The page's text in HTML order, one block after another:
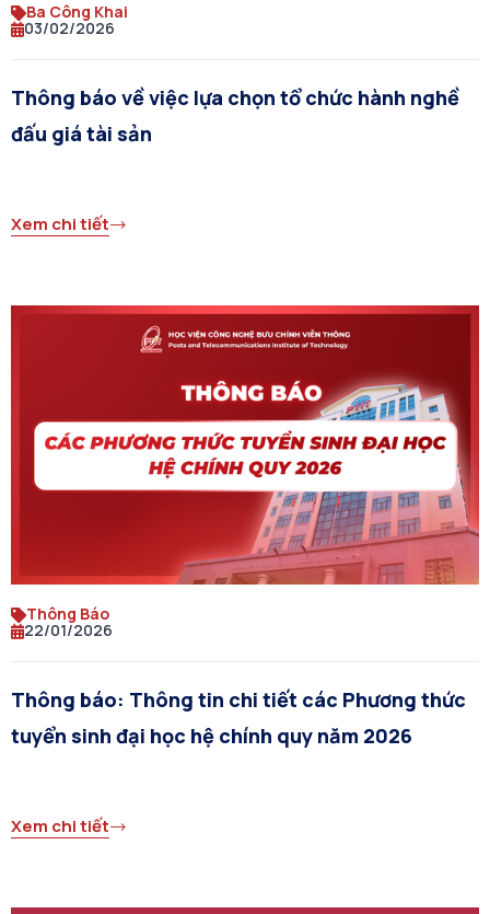
Ba Công Khai
03/02/2026
Thông báo về việc lựa chọn tổ chức hành nghề
đấu giá tài sản
Xem chi tiết
Thông Báo
22/01/2026
Thông báo: Thông tin chi tiết các Phương thức
tuyển sinh đại học hệ chính quy năm 2026
Xem chi tiết